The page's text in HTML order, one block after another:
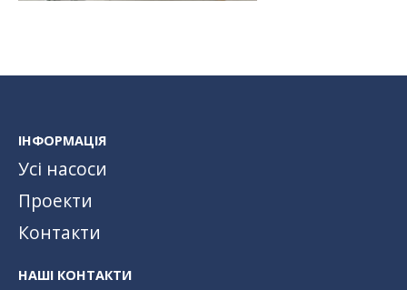
ІНФОРМАЦІЯ
Усі насоси
Проекти
Контакти
НАШІ КОНТАКТИ